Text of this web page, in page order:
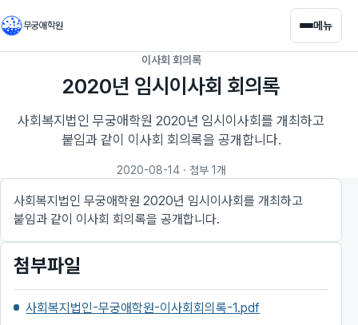
무궁애학원 메뉴
이사회 회의록
2020년 임시이사회 회의록
사회복지법인 무궁애학원 2020년 임시이사회를 개최하고
붙임과 같이 이사회 회의록을 공개합니다.
2020-08-14· 첨부 1개
사회복지법인 무궁애학원 2020년 임시이사회를 개최하고
붙임과 같이 이사회 회의록을 공개합니다.
첨부파일
사회복지법인-무궁애학원-이사회회의록-1.pdf